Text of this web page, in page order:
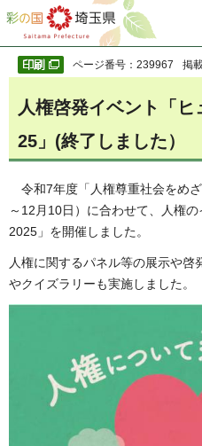
彩の国 埼玉県
ページ番号：239967 掲
人権啓発イベント「
25」(終了しました）
令和7年度「人権尊重社会をめ
～12月10日）に合わせて、人権
2025」を開催しました。
人権に関するパネル等の展示や
やクイズラリーも実施しました。